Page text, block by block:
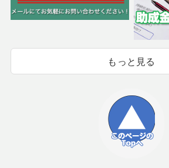
もっと見る